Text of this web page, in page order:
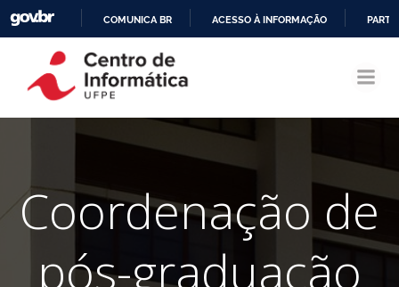
CONTEÚDO
COMUNICA BR ACESSO À INFORMAÇÃO
Coordenação de
pós-graduação